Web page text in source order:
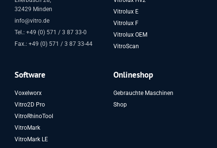
32429 Minden
info@vitro.de
Tel.: +49 (0) 571 / 3 87 33-0
Fax.: +49 (0) 571 / 3 87 33-44
Vitrolux E
Vitrolux F
Vitrolux OEM
VitroScan
Software
Voxelworx
Vitro2D Pro
VitroRhinoTool
VitroMark
VitroMark LE
Onlineshop
Gebrauchte Maschinen
Shop